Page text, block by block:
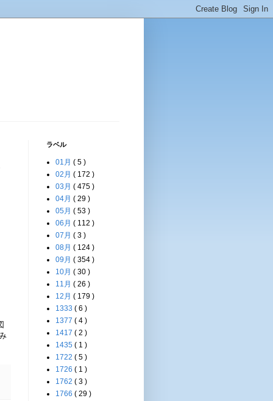
ラベル
01月 ( 5 )
02月 ( 172 )
03月 ( 475 )
04月 ( 29 )
05月 ( 53 )
06月 ( 112 )
07月 ( 3 )
08月 ( 124 )
09月 ( 354 )
10月 ( 30 )
11月 ( 26 )
12月 ( 179 )
1333 ( 6 )
1377 ( 4 )
1417 ( 2 )
1435 ( 1 )
1722 ( 5 )
1726 ( 1 )
1762 ( 3 )
1766 ( 29 )